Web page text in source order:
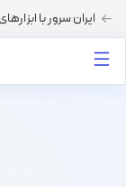
ایران سرور با